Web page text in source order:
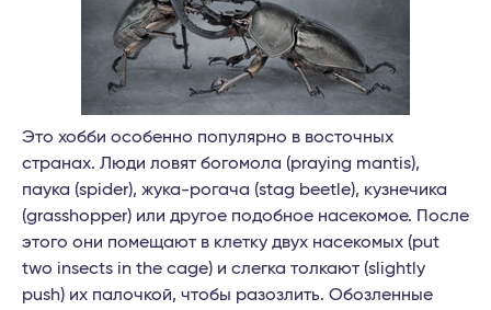
Это хобби особенно популярно в восточных
странах. Люди ловят богомола (praying mantis),
паука (spider), жука-рогача (stag beetle), кузнечика
(grasshopper) или другое подобное насекомое. После
этого они помещают в клетку двух насекомых (put
two insects in the cage) и слегка толкают (slightly
push) их палочкой, чтобы разозлить. Обозленные